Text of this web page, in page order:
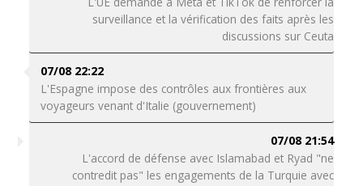
surveillance et la vérification des faits après les
discussions sur Ceuta
07/08 22:22
L'Espagne impose des contrôles aux frontières aux
voyageurs venant d'Italie (gouvernement)
07/08 21:54
L'accord de défense avec Islamabad et Ryad "ne
contredit pas" les engagements de la Turquie avec